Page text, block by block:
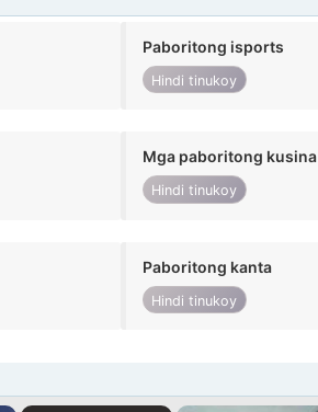
Paboritong isports
Hindi tinukoy
Mga paboritong kusina
Hindi tinukoy
Paboritong kanta
Hindi tinukoy